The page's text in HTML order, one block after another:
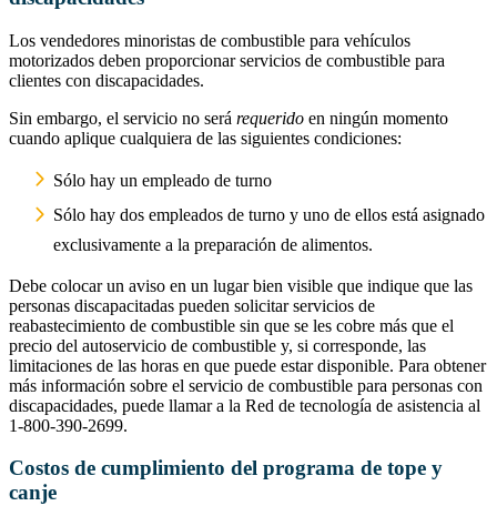
Los vendedores minoristas de combustible para vehículos
motorizados deben proporcionar servicios de combustible para
clientes con discapacidades.
Sin embargo, el servicio no será requerido en ningún momento
cuando aplique cualquiera de las siguientes condiciones:
Sólo hay un empleado de turno
Sólo hay dos empleados de turno y uno de ellos está asignado
exclusivamente a la preparación de alimentos.
Debe colocar un aviso en un lugar bien visible que indique que las
personas discapacitadas pueden solicitar servicios de
reabastecimiento de combustible sin que se les cobre más que el
precio del autoservicio de combustible y, si corresponde, las
limitaciones de las horas en que puede estar disponible. Para obtener
más información sobre el servicio de combustible para personas con
discapacidades, puede llamar a la Red de tecnología de asistencia al
1-800-390-2699.
Costos de cumplimiento del programa de tope y
canje